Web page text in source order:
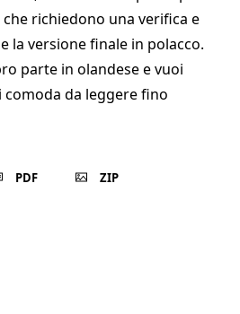
richiedono una verifica e
la versione finale in polacco.
parte in olandese e vuoi
comoda da leggere fino
PDF ZIP